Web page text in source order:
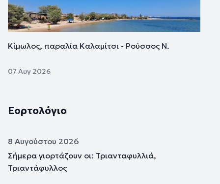
Κίμωλος, παραλία Καλαμίτσι - Ρούσσος Ν.
07 Αυγ 2026
Εορτολόγιο
8 Αυγούστου 2026
Σήμερα γιορτάζουν οι: Τριανταφυλλιά,
Τριαντάφυλλος